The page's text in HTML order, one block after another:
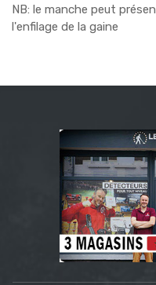
NB: le manche peut
l'enfilage de la gaine